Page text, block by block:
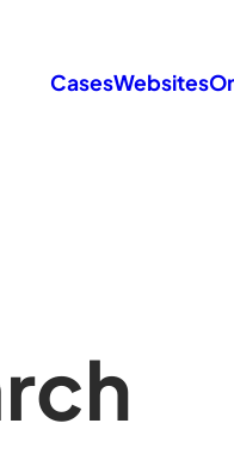
CasesWebsites